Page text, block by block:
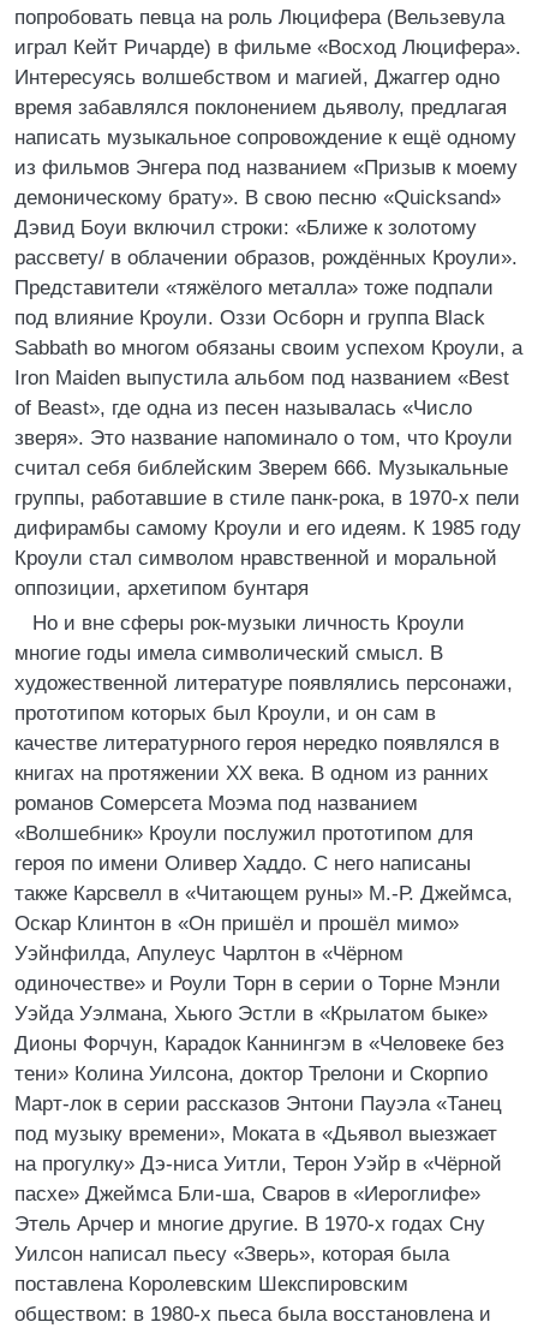
попробовать певца на роль Люцифера (Вельзевула
играл Кейт Ричарде) в фильме «Восход Люцифера».
Интересуясь волшебством и магией, Джаггер одно
время забавлялся поклонением дьяволу, предлагая
написать музыкальное сопровождение к ещё одному
из фильмов Энгера под названием «Призыв к моему
демоническому брату». В свою песню «Quicksand»
Дэвид Боуи включил строки: «Ближе к золотому
рассвету/ в облачении образов, рождённых Кроули».
Представители «тяжёлого металла» тоже подпали
под влияние Кроули. Оззи Осборн и группа Black
Sabbath во многом обязаны своим успехом Кроули, a
Iron Maiden выпустила альбом под названием «Best
of Beast», где одна из песен называлась «Число
зверя». Это название напоминало о том, что Кроули
считал себя библейским Зверем 666. Музыкальные
группы, работавшие в стиле панк-рока, в 1970-х пели
дифирамбы самому Кроули и его идеям. К 1985 году
Кроули стал символом нравственной и моральной
оппозиции, архетипом бунтаря
Но и вне сферы рок-музыки личность Кроули
многие годы имела символический смысл. В
художественной литературе появлялись персонажи,
прототипом которых был Кроули, и он сам в
качестве литературного героя нередко появлялся в
книгах на протяжении XX века. В одном из ранних
романов Сомерсета Моэма под названием
«Волшебник» Кроули послужил прототипом для
героя по имени Оливер Хаддо. С него написаны
также Карсвелл в «Читающем руны» М.-Р. Джеймса,
Оскар Клинтон в «Он пришёл и прошёл мимо»
Уэйнфилда, Апулеус Чарлтон в «Чёрном
одиночестве» и Роули Торн в серии о Торне Мэнли
Уэйда Уэлмана, Хьюго Эстли в «Крылатом быке»
Дионы Форчун, Карадок Каннингэм в «Человеке без
тени» Колина Уилсона, доктор Трелони и Скорпио
Март-лок в серии рассказов Энтони Пауэла «Танец
под музыку времени», Моката в «Дьявол выезжает
на прогулку» Дэ-ниса Уитли, Терон Уэйр в «Чёрной
пасхе» Джеймса Бли-ша, Сваров в «Иероглифе»
Этель Арчер и многие другие. В 1970-х годах Сну
Уилсон написал пьесу «Зверь», которая была
поставлена Королевским Шекспировским
обществом: в 1980-х пьеса была восстановлена и